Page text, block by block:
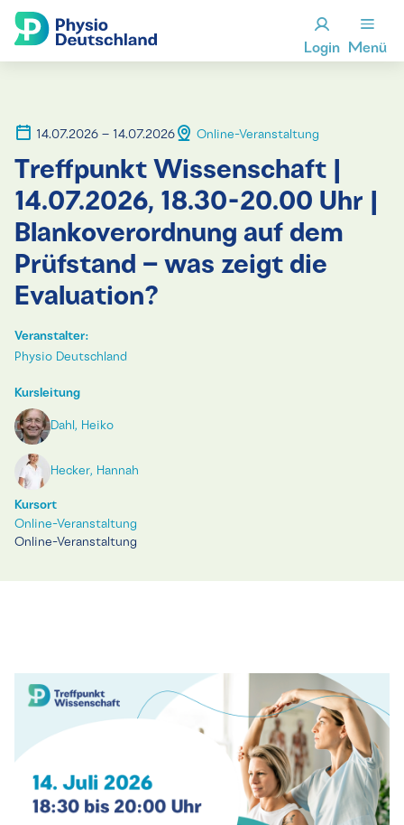
Login Menü
14.07.2026 – 14.07.2026 Online-Veranstaltung
Treffpunkt Wissenschaft |
14.07.2026, 18.30-20.00 Uhr |
Blankoverordnung auf dem
Prüfstand – was zeigt die
Evaluation?
Veranstalter:
Physio Deutschland
Kursleitung
Dahl, Heiko
Hecker, Hannah
Kursort
Online-Veranstaltung
Online-Veranstaltung